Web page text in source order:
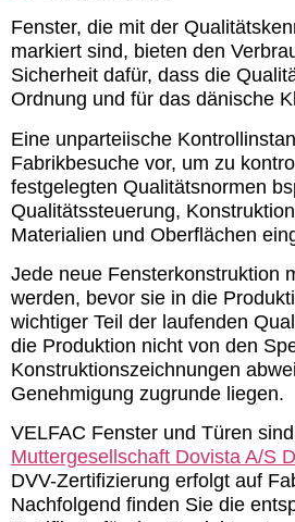
Fenster, die mit der
markiert sind, bieten den
Sicherheit dafür, dass die
Ordnung und für das dänische
Eine unparteiische
Fabrikbesuche vor, um zu
festgelegten Qualitätsnormen
Qualitätssteuerung,
Materialien und Oberflächen
Jede neue Fensterkonstruktion
werden, bevor sie in die
wichtiger Teil der laufenden
die Produktion nicht von den
Konstruktionszeichnungen
Genehmigung zugrunde liegen.
VELFAC Fenster und Türen sind
Muttergesellschaft Dovista A/S
DVV-Zertifizierung erfolgt auf
Nachfolgend finden Sie die